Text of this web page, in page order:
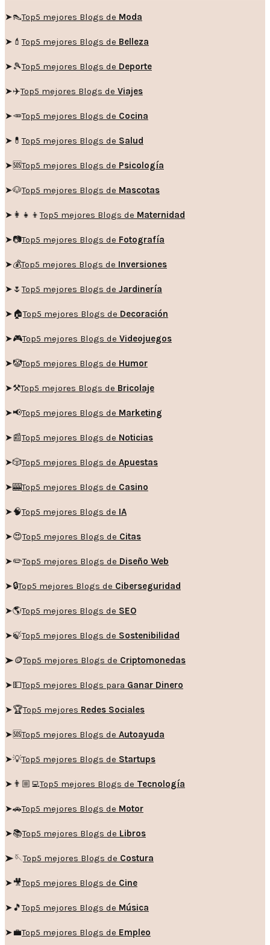
➤👠Top5 mejores Blogs de Moda
➤💄Top5 mejores Blogs de Belleza
➤🎾Top5 mejores Blogs de Deporte
➤✈️Top5 mejores Blogs de Viajes
➤🥕Top5 mejores Blogs de Cocina
➤💊Top5 mejores Blogs de Salud
➤🆘Top5 mejores Blogs de Psicología
➤🐶Top5 mejores Blogs de Mascotas
➤👩‍👧‍👦Top5 mejores Blogs de Maternidad
➤📷Top5 mejores Blogs de Fotografía
➤💰Top5 mejores Blogs de Inversiones
➤🌷Top5 mejores Blogs de Jardinería
➤🏠Top5 mejores Blogs de Decoración
➤🎮Top5 mejores Blogs de Videojuegos
➤🤡Top5 mejores Blogs de Humor
➤⚒️Top5 mejores Blogs de Bricolaje
➤📢Top5 mejores Blogs de Marketing
➤📰Top5 mejores Blogs de Noticias
➤🎲Top5 mejores Blogs de Apuestas
➤🎰Top5 mejores Blogs de Casino
➤🧠Top5 mejores Blogs de IA
➤😍Top5 mejores Blogs de Citas
➤✏️Top5 mejores Blogs de Diseño Web
➤🔒Top5 mejores Blogs de Ciberseguridad
➤🌎Top5 mejores Blogs de SEO
➤🍃Top5 mejores Blogs de Sostenibilidad
➤🪙Top5 mejores Blogs de Criptomonedas
➤💵Top5 mejores Blogs para Ganar Dinero
➤🏆Top5 mejores Redes Sociales
➤🆘Top5 mejores Blogs de Autoayuda
➤💡Top5 mejores Blogs de Startups
➤👨🏼‍💻Top5 mejores Blogs de Tecnología
➤🚗Top5 mejores Blogs de Motor
➤📚Top5 mejores Blogs de Libros
➤🪡Top5 mejores Blogs de Costura
➤🎥Top5 mejores Blogs de Cine
➤🎵Top5 mejores Blogs de Música
➤💼Top5 mejores Blogs de Empleo